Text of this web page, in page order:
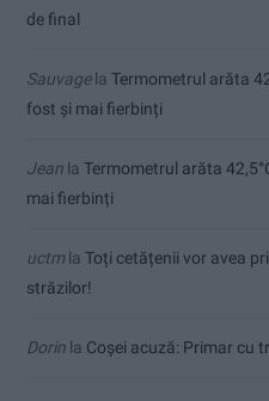
de final
Sauvagela Termometrul arăta
fost și mai fierbinți
Jean la Termometrul arăta
mai fierbinți
uctmla Toți cetățenii vor avea
străzilor!
Dorin la Coșei acuză: Primar cu